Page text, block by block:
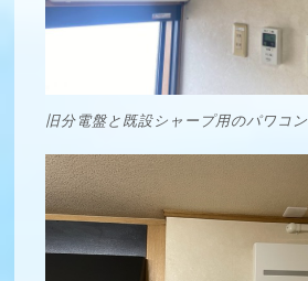
旧分電盤と既設シャープ用のパワコン